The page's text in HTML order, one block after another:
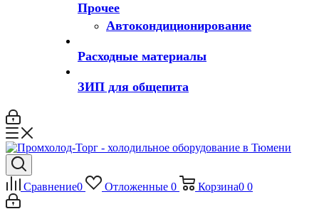
Прочее
Автокондиционирование
Расходные материалы
ЗИП для общепита
Сравнение0 Отложенные 0 Корзина0 0